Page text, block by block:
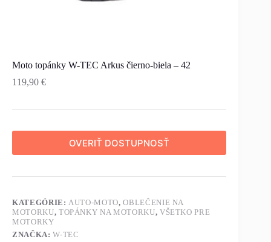
Moto topánky W-TEC Arkus čierno-biela – 42
119,90 €
OVERIŤ DOSTUPNOSŤ
KATEGÓRIE:AUTO-MOTO,OBLEČENIE NA
MOTORKU, TOPÁNKY NA MOTORKU, VŠETKO PRE
MOTORKY
ZNAČKA:W-TEC